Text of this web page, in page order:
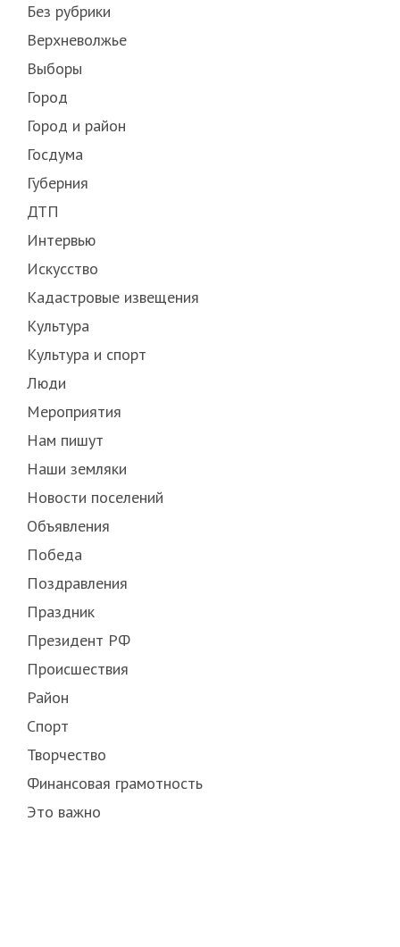
Без рубрики
Верхневолжье
Выборы
Город
Город и район
Госдума
Губерния
ДТП
Интервью
Искусство
Кадастровые извещения
Культура
Культура и спорт
Люди
Мероприятия
Нам пишут
Наши земляки
Новости поселений
Объявления
Победа
Поздравления
Праздник
Президент РФ
Происшествия
Район
Спорт
Творчество
Финансовая грамотность
Это важно